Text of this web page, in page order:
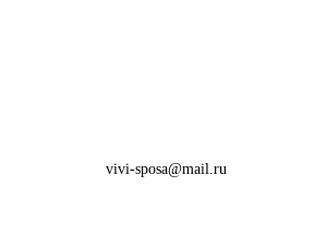
vivi-sposa@mail.ru